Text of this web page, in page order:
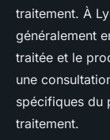
traitement. À
généralement
traitée et le
une
spécifiques du
traitement.